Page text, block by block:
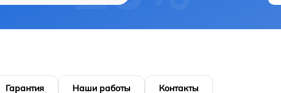
Гарантия Наши работы Контакты